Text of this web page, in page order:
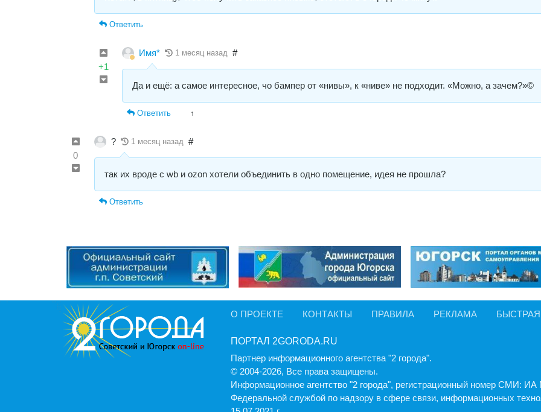
Ответить
+1
Имя* 1 месяц назад #
Да и ещё: а самое интересное, чо бампер от «нивы», к «ниве» не подходит. «Можно, а зачем?»©
Ответить ↑
0
? 1 месяц назад #
так их вроде с wb и ozon хотели объединить в одно помещение, идея не прошла?
Ответить
О ПРОЕКТЕ КОНТАКТЫ ПРАВИЛА РЕКЛАМА
ПОРТАЛ 2GORODA.RU
Партнер информационного агентства "2 города".
© 2004-2026, Все права защищены.
Информационное агентство "2 города", регистрационный номер СМИ:
Федеральной службой по надзору в сфере связи, информационных